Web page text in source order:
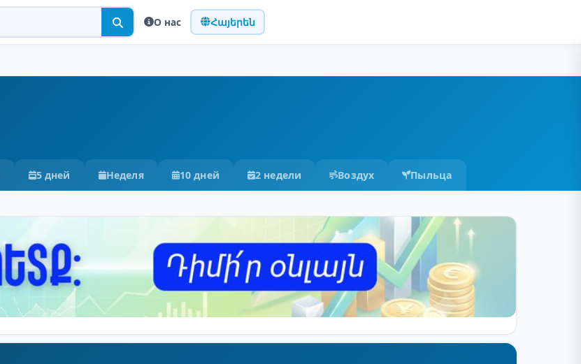
О нас Հայերեն
5 дней Неделя 10 дней 2 недели Воздух Пыльца